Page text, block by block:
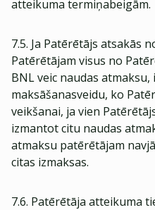
atteikuma termiņabeigām.
7.5. Ja Patērētājs atsakās
Patērētājam visus no
BNL veic naudas
maksāšanasveidu, ko
veikšanai, ja vien
izmantot citu naudas
atmaksu patērētājam
citas izmaksas.
7.6. Patērētāja atteikuma